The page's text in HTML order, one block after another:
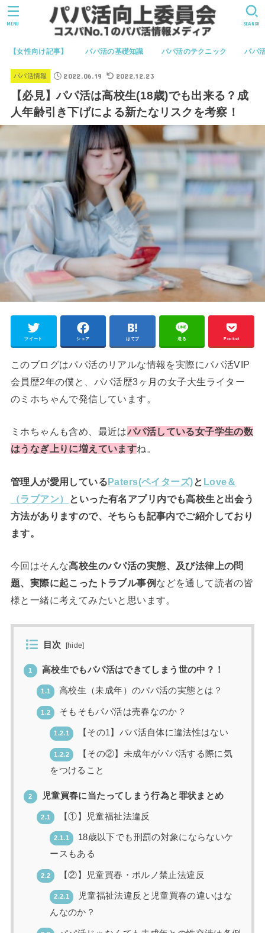
【女性向け記事】 パパ活の基礎知識 パパ活のテクニック パパ
SEARCH
MENU
パパ活情報 2022.06.19 2022.12.23
【必見】パパ活は高校生(18歳)でも出来る？成
人年齢引き下げによる新たなリスクを考察！
ツイート シェア はてブ 送る Pocket
このブログはパパ活のリアルな情報を実際にパパ活VIP
会員歴2年の僕と、パパ活歴3ヶ月の女子大生ライター
のミホちゃんで発信しています。
ミホちゃんも含め、最近はパパ活している女子学生の数
はうなぎ上りに増えていますね。
管理人が愛用しているPaters(ペイターズ) と Love＆
（ラブアン）
といった有名アプリ内でも高校生と出会う
方法がありますので、そちらも記事内でご紹介しており
ます。
今回はそんな高校生のパパ活の実態、及び法律上の問
題、実際に起こったトラブル事例 などを通して読者の皆
様と一緒に考えてみたいと思います。
目次 [hide]
1 高校生でもパパ活はできてしまう世の中？！
1.1 高校生（未成年）のパパ活の実態とは？
1.2 そもそもパパ活は売春なのか？
1.2.1 【その1】パパ活自体に違法性はない
1.2.2
【その②】未成年がパパ活する際に気
をつけること
2 児童買春に当たってしまう行為と罪状まとめ
2.1 【①】児童福祉法違反
2.1.1
18歳以下でも刑罰の対象にならないケ
ースもある
2.2 【②】児童買春・ポルノ禁止法違反
2.2.1
児童福祉法違反と児童買春の違いはな
んなのか？